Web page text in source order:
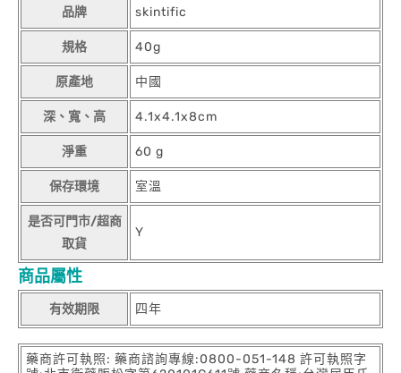
品牌 skintific
規格 40g
原產地 中國
深、寬、高 4.1x4.1x8cm
淨重 60 g
保存環境 室溫
是否可門市/超商
取貨
Y
商品屬性
有效期限 四年
藥商許可執照: 藥商諮詢專線:0800-051-148 許可執照字